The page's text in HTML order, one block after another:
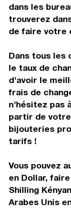
dans les
trouverez
de faire votre
Dans tous les
le taux de
d'avoir le
frais de
n'hésitez pas
partir de
bijouteries
tarifs !
Vous pouvez
en Dollar,
Shilling
Arabes Unis